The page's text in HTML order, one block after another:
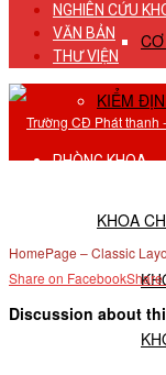
KIỂM
PHÒNG KHOA
KHOA
NGHIÊN CỨU
VĂN BẢN
THƯ VIỆN
HomePage – Classic
Share on FacebookShare
Discussion about